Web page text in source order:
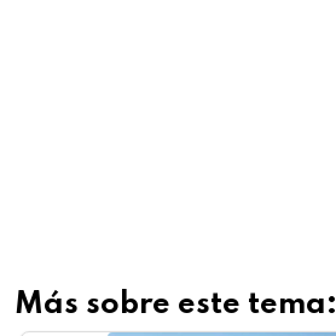
Más sobre este tema: